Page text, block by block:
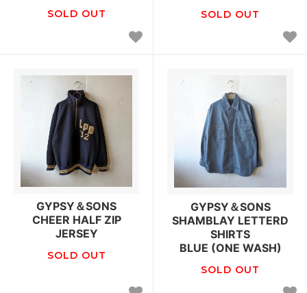
SOLD OUT SOLD OUT
GYPSY＆SONS
CHEER HALF ZIP
JERSEY
SOLD OUT
GYPSY＆SONS
SHAMBLAY LETTERD
SHIRTS
BLUE (ONE WASH)
SOLD OUT